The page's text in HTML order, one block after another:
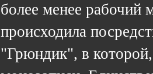
более менее рабочий
происходила
"Грюндик", в